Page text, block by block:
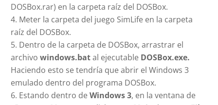
DOSBox.rar) en la carpeta raíz del DOSBox.
Meter la carpeta del juego SimLife en la carpeta
raíz del DOSBox.
Dentro de la carpeta de DOSBox, arrastrar el
archivowindows.batal ejecutable DOSBox.exe.
Haciendo esto se tendría que abrir el Windows 3
emulado dentro del programa DOSBox.
Estando dentro deWindows 3, en la ventana de